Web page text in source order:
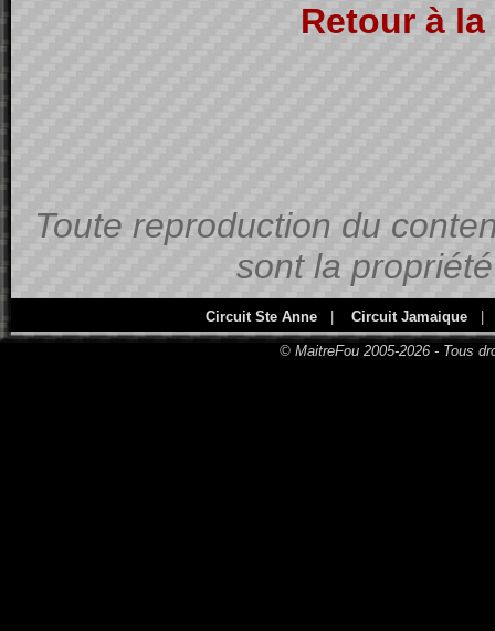
Retour à
Toute reproduction du
sont la
Circuit Ste Anne Circuit Jamaique
© MaitreFou 2005-2026 - Tous